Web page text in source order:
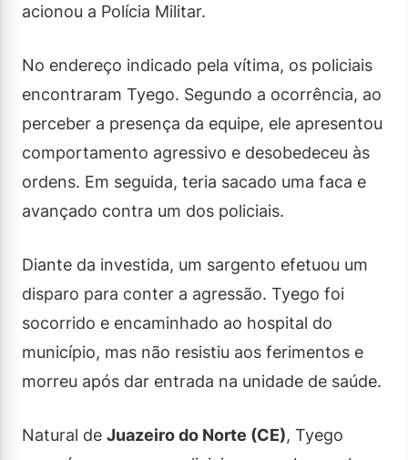
acionou a Polícia Militar.
No endereço indicado pela vítima, os policiais
encontraram Tyego. Segundo a ocorrência, ao
perceber a presença da equipe, ele apresentou
comportamento agressivo e desobedeceu às
ordens. Em seguida, teria sacado uma faca e
avançado contra um dos policiais.
Diante da investida, um sargento efetuou um
disparo para conter a agressão. Tyego foi
socorrido e encaminhado ao hospital do
município, mas não resistiu aos ferimentos e
morreu após dar entrada na unidade de saúde.
Natural de Juazeiro do Norte (CE), Tyego